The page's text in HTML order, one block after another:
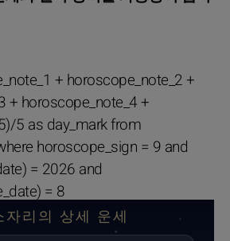
+ horoscope_note_2 +
+ horoscope_note_4 +
5 as day_mark from
horoscope_sign = 9 and
= 2026 and
= 8
자리의 상세 운세